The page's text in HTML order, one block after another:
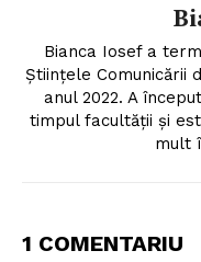
Bianca Iosef a
Științele Comunicării
anul 2022. A
timpul facultății și
mult
1 COMENTARIU